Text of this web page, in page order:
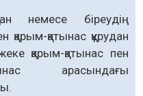
немесе біреудің
қарым-қатынас құрудан
қарым-қатынас пен
арасындағы